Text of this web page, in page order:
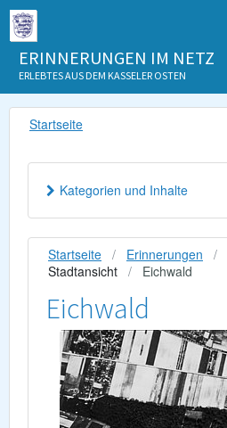
ERINNERUNGEN IM NETZ
ERLEBTES AUS DEM KASSELER OSTEN
Startseite
Startseite Erinnerungen
Stadtansicht
Eichwald
Eichwald
Kategorien und Inhalte